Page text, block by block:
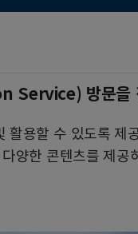
방문을
용할 수 있도록 제
양한 콘텐츠를 제공